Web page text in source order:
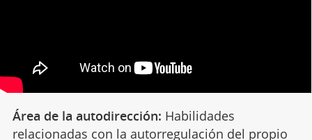
Área de la autodirección: Habilidades
relacionadas con la autorregulación del propio